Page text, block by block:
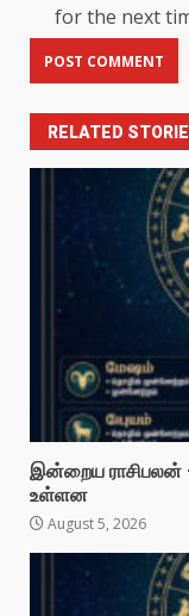
for the next
RELATED
இன்றைய ராசிபலன்
உள்ளன
August 5, 2026